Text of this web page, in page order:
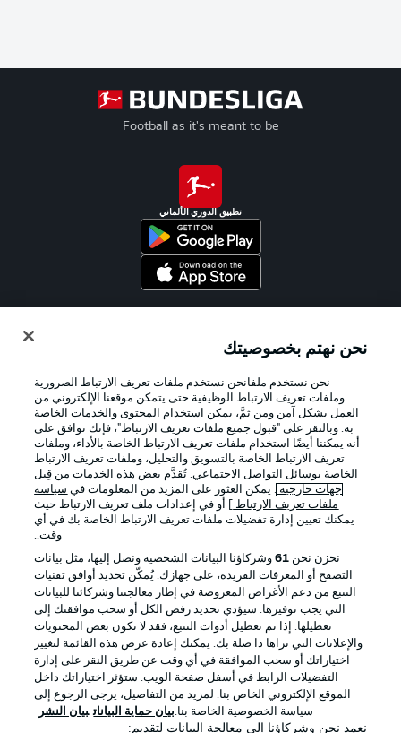
Football as it's meant to be
تطبيق الدوري الألماني
الإعلانات الإخطارات القانونية
شروط الاستخدام الوظائف
جهة النشر تواصل معنا
اللاعبون
نحن نهتم بخصوصيتك
نحن نستخدم ملفانحن نستخدم ملفات تعريف الارتباط الضرورية
وملفات تعريف الارتباط الوظيفية حتى يتمكن موقعنا الإلكتروني من
العمل بشكل آمن ومن ثمَّ، يمكن استخدام المحتوى والخدمات الخاصة
به. وبالنقر على "قبول جميع ملفات تعريف الارتباط"، فإنك توافق على
أنه يمكننا أيضًا استخدام ملفات تعريف الارتباط الخاصة بالأداء، وملفات
تعريف الارتباط الخاصة بالتسويق والتحليل، وملفات تعريف الارتباط
الخاصة بوسائل التواصل الاجتماعي. تُقدَّم بعض هذه الخدمات من قِبل
جهات خارجية . يمكن العثور على المزيد من المعلومات في سياسة
ملفات تعريف الارتباط
] أو في إعدادات ملف تعريف الارتباط حيث
يمكنك تعيين إدارة تفضيلات ملفات تعريف الارتباط الخاصة بك في أي
وقت..
نخزن نحن 61وشركاؤنا البيانات الشخصية ونصل إليها، مثل بيانات
التصفح أو المعرفات الفريدة، على جهازك. يُمكّن تحديد أوافق تقنيات
التتبع من دعم الأغراض المعروضة في إطار معالجتنا وشركائنا للبيانات
التي يجب توفيرها. سيؤدي تحديد رفض الكل أو سحب موافقتك إلى
تعطيلها. إذا تم تعطيل أدوات التتبع، فقد لا تكون بعض المحتويات
والإعلانات التي تراها ذا صلة بك. يمكنك إعادة عرض هذه القائمة لتغيير
اختياراتك أو سحب الموافقة في أي وقت عن طريق النقر على إدارة
التفضيلات الرابط في أسفل صفحة الويب. ستؤثر اختياراتك داخل
الموقع الإلكتروني الخاص بنا. لمزيد من التفاصيل، يرجى الرجوع إلى
سياسة الخصوصية الخاصة بنا.بيان حماية البيانات بيان النشر
نعمد نحن وشركاؤنا إلى معالجة البيانات لتقديم: